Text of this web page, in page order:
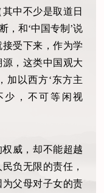
中不少是取道日
，和‘中国专制’说
受下来，作为学
，这类中国观大
加以西方‘东方主
少，不可等闲视
威，却不能超越
负无限的责任，
父母对子女的责